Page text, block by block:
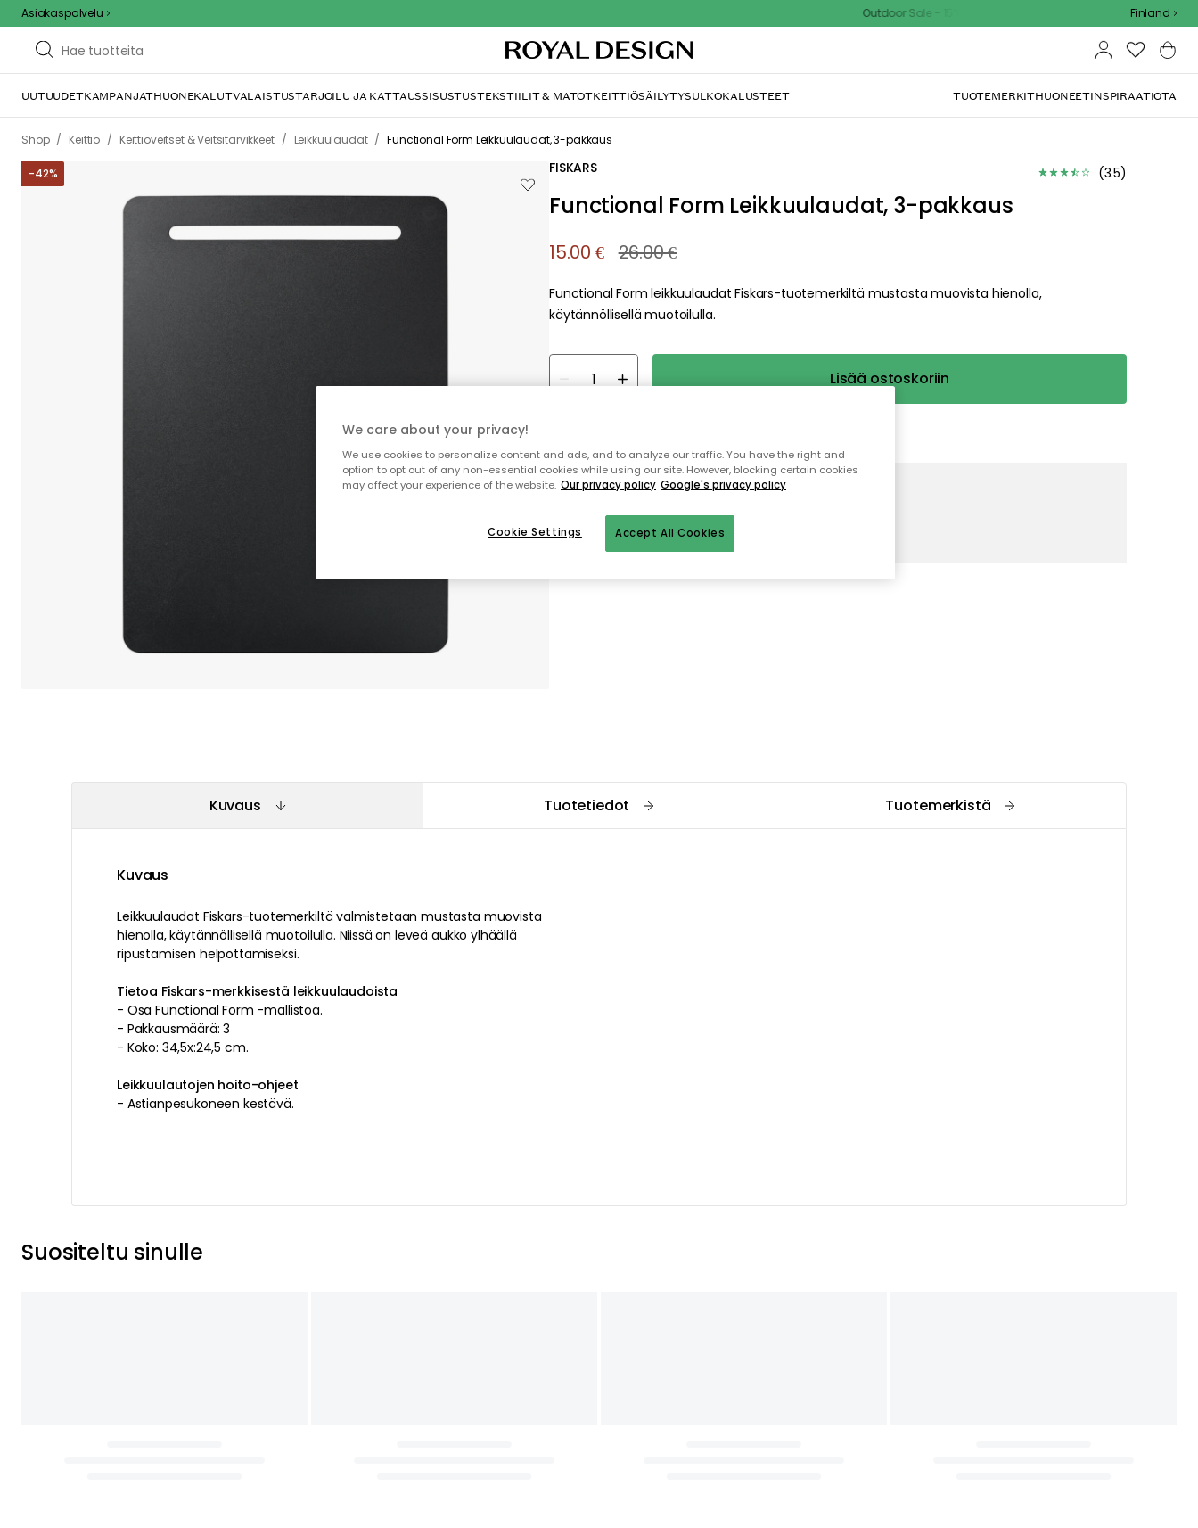
Asiakaspalvelu Outdoor Sale - 15% EXTRA alennus koodilla
Finland
UUTUUDETKAMPANJATHUONEKALUTVALAISTUSTARJOILU JA KATTAUSSISUSTUSTEKSTIILIT & MATOTKEITTIÖSÄILYTYSULKOKALUSTEET TUOTEMERKITHUONEETINSPIRAATIOTA
Emme valitettavasti löydä
etsimääsi sivua
tästä mahdollisesti aiheutunutta häiriötä. Voit kokeilla uudelleen yllä olevasta valikosta tai
siirtyä takaisin aloitussivustolle.
Takaisin aloitussivulle
We care about your privacy!
We use cookies to personalize content and ads, and to analyze our traffic. You have the right and
option to opt out of any non-essential cookies while using our site. However, blocking certain cookies
may affect your experience of the website. Our privacy policy Google's privacy policy
Accept All Cookies
Cookie Settings